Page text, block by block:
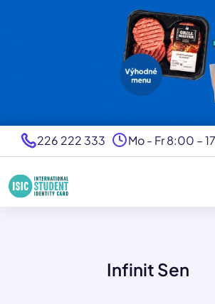
226 222 333 Mo - Fr 8:00 –
Infinit Sen